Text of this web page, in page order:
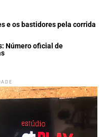
e os bastidores pela corrida
Número oficial de